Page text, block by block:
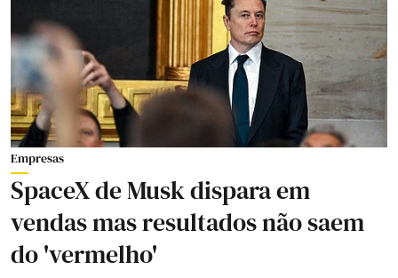
Empresas
SpaceX de Musk dispara em
vendas mas resultados não saem
do 'vermelho'